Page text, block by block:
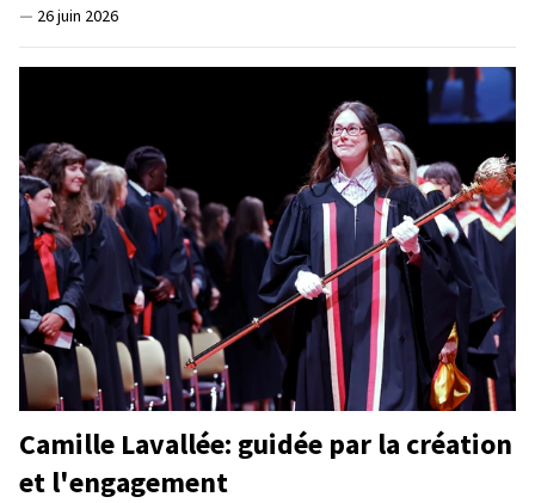
— 26 juin 2026
Camille Lavallée: guidée par la création
et l'engagement